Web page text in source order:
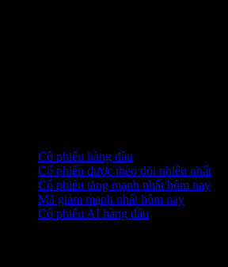
Cổ phiếu hàng đầu
Cổ phiếu được theo dõi nhiều nhất
Cổ phiếu tăng mạnh nhất hôm nay
Mã giảm mạnh nhất hôm nay
Cổ phiếu AI hàng đầu